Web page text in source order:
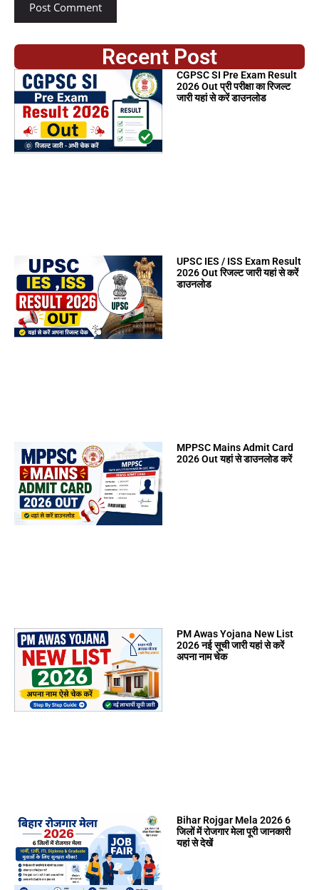
Recent Post
CGPSC SI Pre Exam Result
2026 Out प्री परीक्षा का रिजल्ट
जारी यहां से करें डाउनलोड
UPSC IES / ISS Exam Result
2026 Out रिजल्ट जारी यहां से करें
डाउनलोड
MPPSC Mains Admit Card
2026 Out यहां से डाउनलोड करें
PM Awas Yojana New List
2026 नई सूची जारी यहां से करें
अपना नाम चेक
Bihar Rojgar Mela 2026 6
जिलों में रोजगार मेला पूरी जानकारी
यहां से देखें